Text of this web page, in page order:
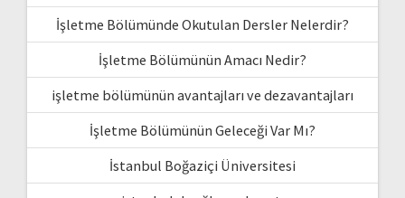
İşletme Bölümünde Okutulan Dersler Nelerdir?
İşletme Bölümünün Amacı Nedir?
işletme bölümünün avantajları ve dezavantajları
İşletme Bölümünün Geleceği Var Mı?
İstanbul Boğaziçi Üniversitesi